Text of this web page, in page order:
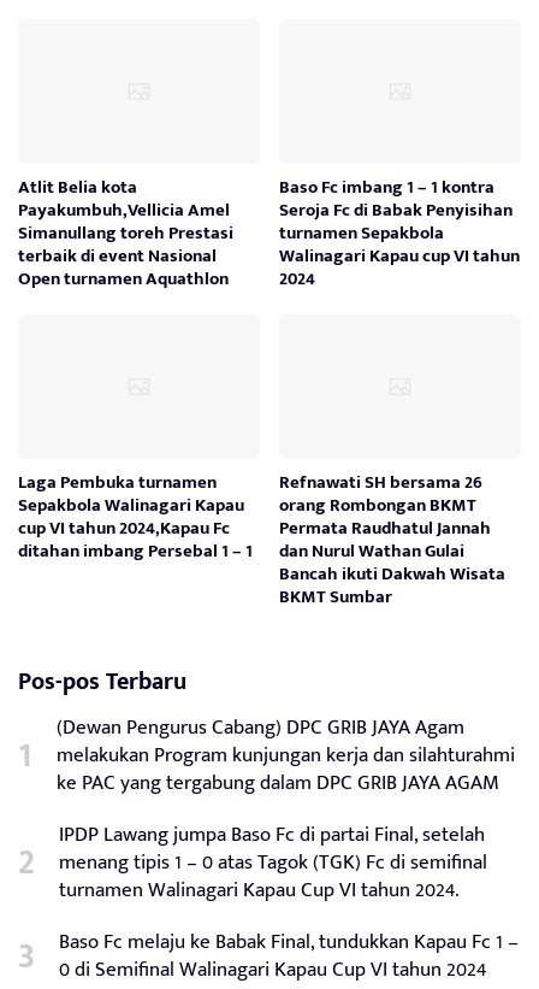
Atlit Belia kota
Payakumbuh,Vellicia Amel
Simanullang toreh Prestasi
terbaik di event Nasional
Open turnamen Aquathlon
Baso Fc imbang 1 – 1 kontra
Seroja Fc di Babak Penyisihan
turnamen Sepakbola
Walinagari Kapau cup VI tahun
2024
Laga Pembuka turnamen
Sepakbola Walinagari Kapau
cup VI tahun 2024,Kapau Fc
ditahan imbang Persebal 1 – 1
Refnawati SH bersama 26
orang Rombongan BKMT
Permata Raudhatul Jannah
dan Nurul Wathan Gulai
Bancah ikuti Dakwah Wisata
BKMT Sumbar
Pos-pos Terbaru
(Dewan Pengurus Cabang) DPC GRIB JAYA Agam
melakukan Program kunjungan kerja dan silahturahmi
ke PAC yang tergabung dalam DPC GRIB JAYA AGAM
IPDP Lawang jumpa Baso Fc di partai Final, setelah
menang tipis 1 – 0 atas Tagok (TGK) Fc di semifinal
turnamen Walinagari Kapau Cup VI tahun 2024.
Baso Fc melaju ke Babak Final, tundukkan Kapau Fc 1 –
0 di Semifinal Walinagari Kapau Cup VI tahun 2024